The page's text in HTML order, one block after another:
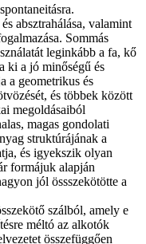
absztrahálása, valamint
Sommás
leginkább a fa, kő
ki a jó minőségű és
a geometrikus és
és többek között
megoldásaiból
magas gondolati
struktúrájának a
és igyekszik olyan
formájuk alapján
jól össszekötötte a
szálból, amely e
méltó az alkotók
összefüggően